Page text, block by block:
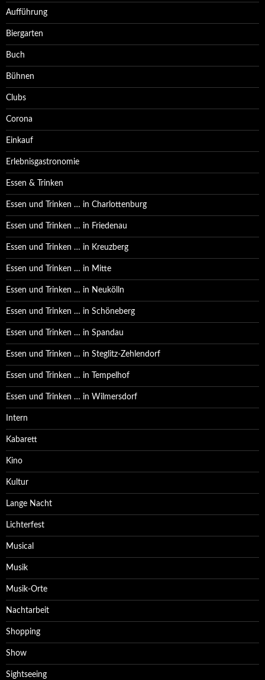
Aufführung
Biergarten
Buch
Bühnen
Clubs
Corona
Einkauf
Erlebnisgastronomie
Essen & Trinken
Essen und Trinken … in Charlottenburg
Essen und Trinken … in Friedenau
Essen und Trinken … in Kreuzberg
Essen und Trinken … in Mitte
Essen und Trinken … in Neukölln
Essen und Trinken … in Schöneberg
Essen und Trinken … in Spandau
Essen und Trinken … in Steglitz-Zehlendorf
Essen und Trinken … in Tempelhof
Essen und Trinken … in Wilmersdorf
Intern
Kabarett
Kino
Kultur
Lange Nacht
Lichterfest
Musical
Musik
Musik-Orte
Nachtarbeit
Shopping
Show
Sightseeing